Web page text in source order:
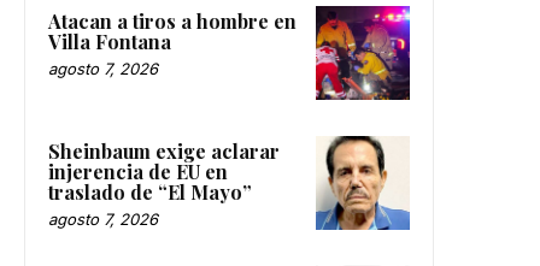
Atacan a tiros a hombre en
Villa Fontana
agosto 7, 2026
Sheinbaum exige aclarar
injerencia de EU en
traslado de “El Mayo”
agosto 7, 2026